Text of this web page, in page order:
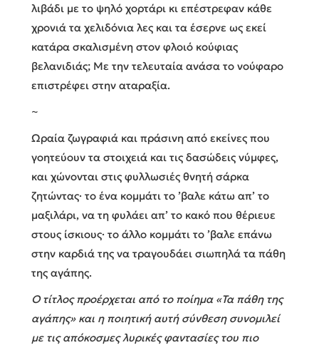
λιβάδι με το ψηλό χορτάρι κι επέστρεφαν κάθε
χρονιά τα χελιδόνια λες και τα έσερνε ως εκεί
κατάρα σκαλισμένη στον φλοιό κούφιας
βελανιδιάς; Με την τελευταία ανάσα το νούφαρο
επιστρέφει στην αταραξία.
~
Ωραία ζωγραφιά και πράσινη από εκείνες που
γοητεύουν τα στοιχειά και τις δασώδεις νύμφες,
και χώνονται στις φυλλωσιές θνητή σάρκα
ζητώντας· το ένα κομμάτι το ’βαλε κάτω απ’ το
μαξιλάρι, να τη φυλάει απ’ το κακό που θέριευε
στους ίσκιους· το άλλο κομμάτι το ’βαλε επάνω
στην καρδιά της να τραγουδάει σιωπηλά τα πάθη
της αγάπης.
Ο τίτλος προέρχεται από το ποίημα «Τα πάθη της
αγάπης» και η ποιητική αυτή σύνθεση συνομιλεί
με τις απόκοσμες λυρικές φαντασίες του πιο